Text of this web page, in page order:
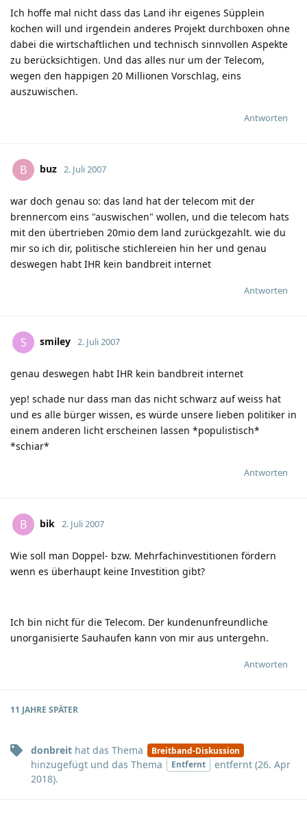
Ich hoffe mal nicht dass das Land ihr eigenes Süpplein
kochen will und irgendein anderes Projekt durchboxen ohne
dabei die wirtschaftlichen und technisch sinnvollen Aspekte
zu berücksichtigen. Und das alles nur um der Telecom,
wegen den happigen 20 Millionen Vorschlag, eins
auszuwischen.
Antworten
B buz 2. Juli 2007
war doch genau so: das land hat der telecom mit der
brennercom eins "auswischen" wollen, und die telecom hats
mit den übertrieben 20mio dem land zurückgezahlt. wie du
mir so ich dir, politische stichlereien hin her und genau
deswegen habt IHR kein bandbreit internet
Antworten
S smiley 2. Juli 2007
genau deswegen habt IHR kein bandbreit internet
yep! schade nur dass man das nicht schwarz auf weiss hat
und es alle bürger wissen, es würde unsere lieben politiker in
einem anderen licht erscheinen lassen *populistisch*
*schiar*
Antworten
B bik 2. Juli 2007
Wie soll man Doppel- bzw. Mehrfachinvestitionen fördern
wenn es überhaupt keine Investition gibt?
Ich bin nicht für die Telecom. Der kundenunfreundliche
unorganisierte Sauhaufen kann von mir aus untergehn.
Antworten
11 JAHRE SPÄTER
donbreit hat das Thema Breitband-Diskussion
hinzugefügt und das Thema Entfernt entfernt (26. Apr
2018).